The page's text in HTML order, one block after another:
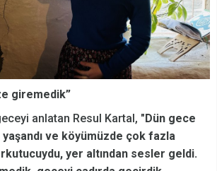
giremedik”
anlatan Resul Kartal, "Dün gece
ve köyümüzde çok fazla
yer altından sesler geldi.